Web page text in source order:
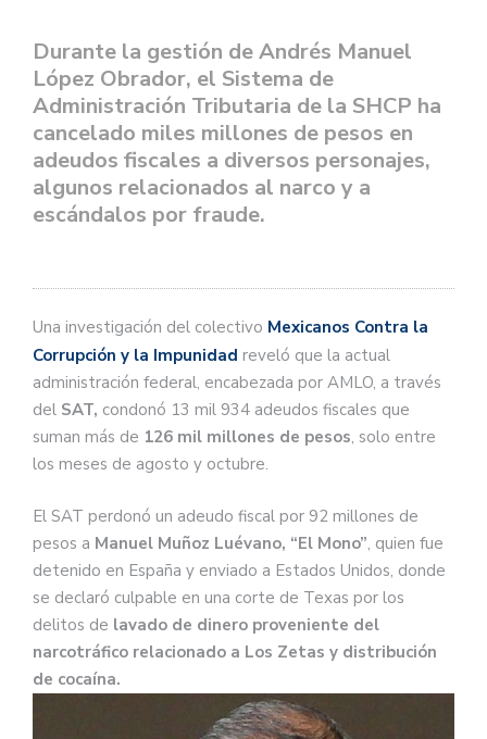
Durante la gestión deAndrés Manuel
López Obrador, el Sistema de
Administración Tributaria de la SHCP ha
cancelado miles millones de pesos en
adeudos fiscales a diversos personajes,
algunos relacionados al narco y a
escándalos por fraude.
Una investigación del colectivo Mexicanos Contra la
Corrupción y la Impunidad reveló que la actual
administración federal, encabezada por AMLO, a través
del SAT, condonó 13 mil 934 adeudos fiscales que
suman más de 126 mil millones de pesos, solo entre
los meses de agosto y octubre.
El SAT perdonó un adeudo fiscal por 92 millones de
pesos a Manuel Muñoz Luévano, “El Mono”, quien fue
detenido en España y enviado a Estados Unidos, donde
se declaró culpable en una corte de Texas por los
delitos de lavado de dinero proveniente del
narcotráfico relacionado a Los Zetas y distribución
de cocaína.